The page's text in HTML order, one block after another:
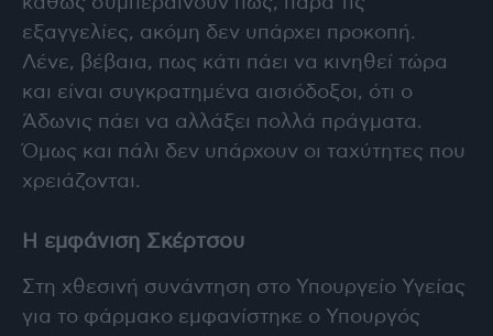
εξαγγελίες, ακόμη δεν υπάρχει προκοπή.
Λένε, βέβαια, πως κάτι πάει να κινηθεί τώρα
και είναι συγκρατημένα αισιόδοξοι, ότι ο
Άδωνις πάει να αλλάξει πολλά πράγματα.
Όμως και πάλι δεν υπάρχουν οι ταχύτητες που
χρειάζονται.
Η εμφάνιση Σκέρτσου
Στη χθεσινή συνάντηση στο Υπουργείο Υγείας
για το φάρμακο εμφανίστηκε ο Υπουργός